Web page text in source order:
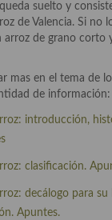
sándwich,
platos
suelto y
de Valencia. Si no
arroz de grano corto
mas en el tema de
de información:
introducción,
clasificación.
decálogo para
Apuntes.